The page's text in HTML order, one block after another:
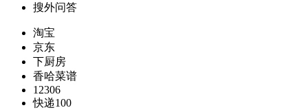
搜外问答
淘宝
京东
下厨房
香哈菜谱
12306
快递100